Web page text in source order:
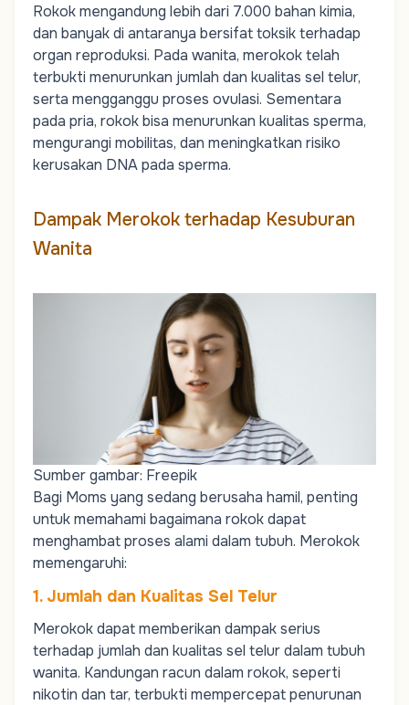
Rokok mengandung lebih dari 7.000 bahan kimia,
dan banyak di antaranya bersifat toksik terhadap
organ reproduksi. Pada wanita, merokok telah
terbukti menurunkan jumlah dan kualitas sel telur,
serta mengganggu proses ovulasi. Sementara
pada pria, rokok bisa menurunkan kualitas sperma,
mengurangi mobilitas, dan meningkatkan risiko
kerusakan DNA pada sperma.
Dampak Merokok terhadap Kesuburan
Wanita
Sumber gambar: Freepik
Bagi Moms yang sedang berusaha hamil, penting
untuk memahami bagaimana rokok dapat
menghambat proses alami dalam tubuh. Merokok
memengaruhi:
1. Jumlah dan Kualitas Sel Telur
Merokok dapat memberikan dampak serius
terhadap jumlah dan kualitas sel telur dalam tubuh
wanita. Kandungan racun dalam rokok, seperti
nikotin dan tar, terbukti mempercepat penurunan